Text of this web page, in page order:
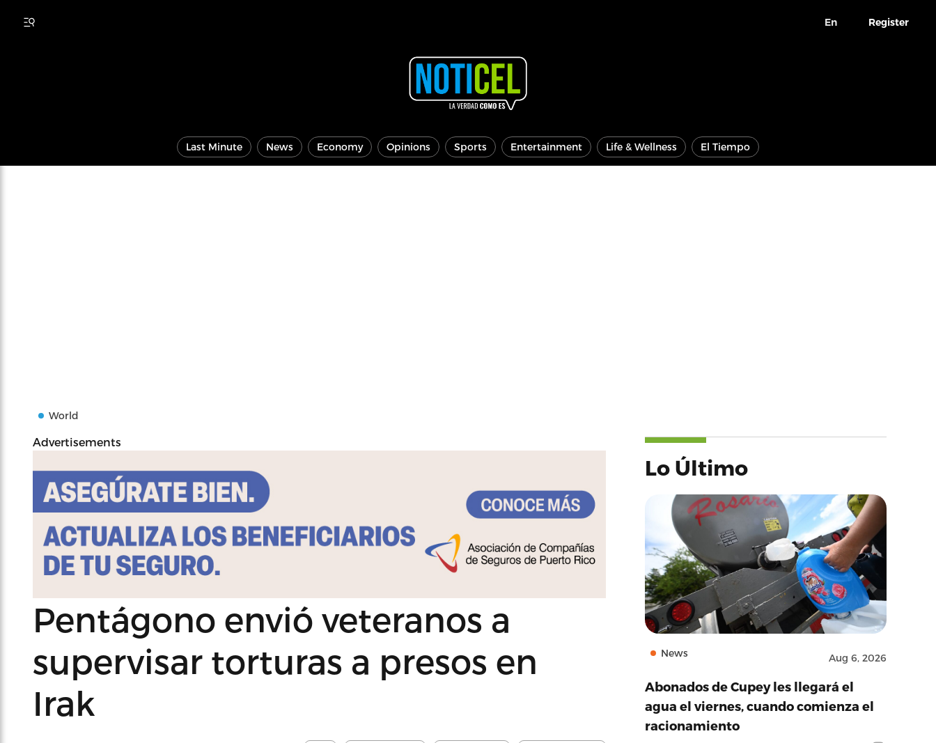
En Register
Last Minute News Economy Opinions Sports Entertainment Life & Wellness El Tiempo
World
Advertisements
Pentágono envió veteranos a
supervisar torturas a presos en
Irak
Lo Último
News Aug 6, 2026
Abonados de Cupey les llegará el
agua el viernes, cuando comienza el
racionamiento